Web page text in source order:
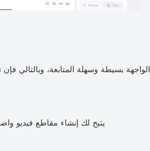
الواجهة بسيطة وسهلة المتابعة، وبالتالي
يتيح لك إنشاء مقاطع فيديو واضحة وعالية الدقة (1080